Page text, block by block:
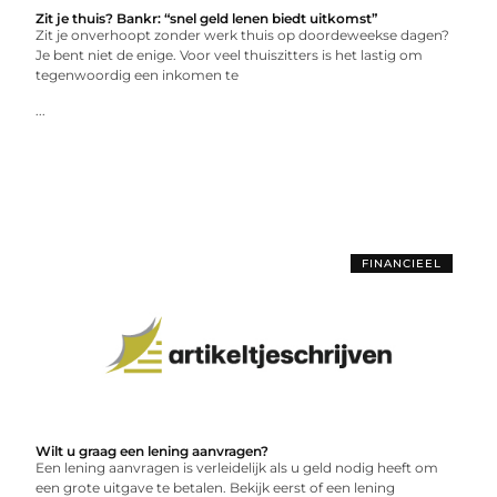
Zit je thuis? Bankr: “snel geld lenen biedt uitkomst”
Zit je onverhoopt zonder werk thuis op doordeweekse dagen?
Je bent niet de enige. Voor veel thuiszitters is het lastig om
tegenwoordig een inkomen te
...
FINANCIEEL
Wilt u graag een lening aanvragen?
Een lening aanvragen is verleidelijk als u geld nodig heeft om
een grote uitgave te betalen. Bekijk eerst of een lening